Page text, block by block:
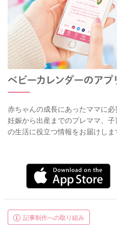
赤ちゃんの成長にあったママに必
妊娠から出産までのプレママ、
の生活に役立つ情報をお届けしま
記事制作への取り組み